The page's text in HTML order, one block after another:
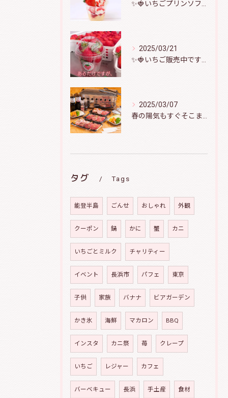
2025/03/21
2025/03/07
タグ Tags
能登半島 ごんせ おしゃれ 外観
クーポン 鍋 かに 蟹 カニ
いちごとミルク チャリティー
イベント 長浜市 パフェ 東京
子供 家族 バナナ ビアガーデン
かき氷 海鮮 マカロン BBQ
インスタ カニ祭 苺 クレープ
いちご レジャー カフェ
バーベキュー 長浜 手土産 食材